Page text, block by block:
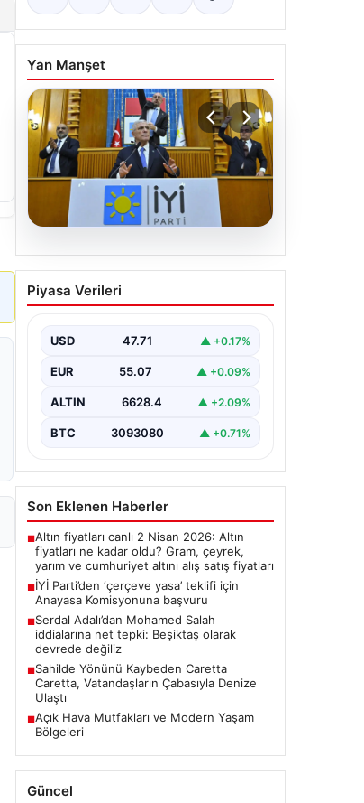
Yan Manşet
06.08.2026
İYİ Parti’den ‘çerçeve
yasa’ teklifi için Anayasa
Piyasa Verileri
USD 47.71 ▲ +0.17%
EUR 55.07 ▲ +0.09%
ALTIN 6628.4 ▲ +2.09%
BTC 3093080 ▲ +0.71%
Son Eklenen Haberler
■Altın fiyatları canlı 2 Nisan 2026: Altın
fiyatları ne kadar oldu? Gram, çeyrek,
yarım ve cumhuriyet altını alış satış fiyatları
■İYİ Parti’den ‘çerçeve yasa’ teklifi için
Anayasa Komisyonuna başvuru
■Serdal Adalı’dan Mohamed Salah
iddialarına net tepki: Beşiktaş olarak
devrede değiliz
■Sahilde Yönünü Kaybeden Caretta
Caretta, Vatandaşların Çabasıyla Denize
Ulaştı
■Açık Hava Mutfakları ve Modern Yaşam
Bölgeleri
Güncel